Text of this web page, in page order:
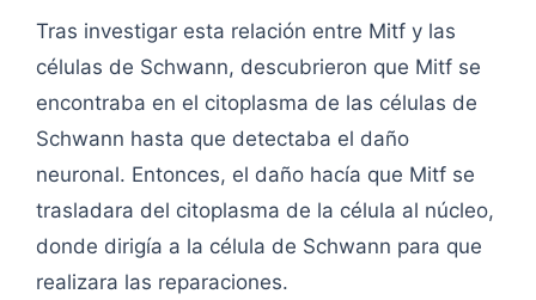
Tras investigar esta relación entre Mitf y las
células de Schwann, descubrieron que Mitf se
encontraba en el citoplasma de las células de
Schwann hasta que detectaba el daño
neuronal. Entonces, el daño hacía que Mitf se
trasladara del citoplasma de la célula al núcleo,
donde dirigía a la célula de Schwann para que
realizara las reparaciones.